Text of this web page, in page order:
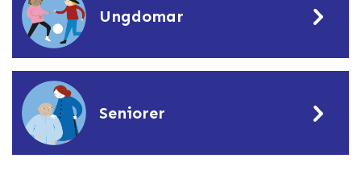
Ungdomar
Seniorer